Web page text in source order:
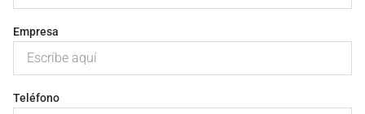
Empresa
Teléfono